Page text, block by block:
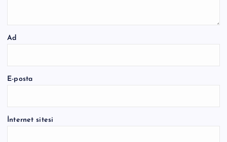
Ad
E-posta
İnternet sitesi